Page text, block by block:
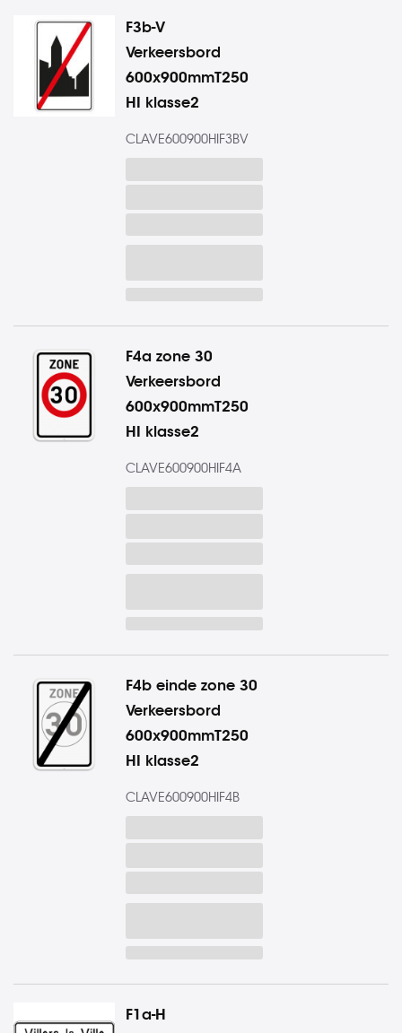
F3b-V
Verkeersbord
600x900mmT250
HI klasse2
CLAVE600900HIF3BV
F4a zone 30
Verkeersbord
600x900mmT250
HI klasse2
CLAVE600900HIF4A
F4b einde zone 30
Verkeersbord
600x900mmT250
HI klasse2
CLAVE600900HIF4B
F1a-H